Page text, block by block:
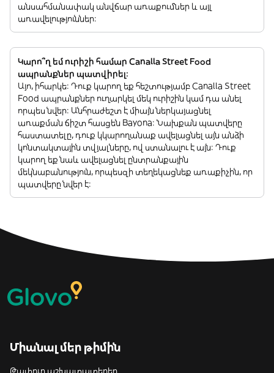
անսահմանափակ անվճար առաքումներ և այլ
առավելություններ:
Կարո՞ղ եմ ուրիշի համար Canalla Street Food
ապրանքներ պատվիրել:
Այո, իհարկե: Դուք կարող եք հեշտությամբ Canalla Street
Food ապրանքներ ուղարկել մեկ ուրիշին կամ դա անել
որպես նվեր: Անհրաժեշտ է միայն ներկայացնել
առաքման ճիշտ հասցեն Bayona: Նախքան պատվերը
հաստատելը, դուք կկարողանաք ավելացնել այն անձի
կոնտակտային տվյալները, ով ստանալու է այն: Դուք
կարող եք նաև ավելացնել ընտրանքային
մեկնաբանություն, որպեսզի տեղեկացնեք առաքիչին, որ
պատվերը նվեր է:
Միանալ մեր թիմին
Թափուր աշխատատեղեր